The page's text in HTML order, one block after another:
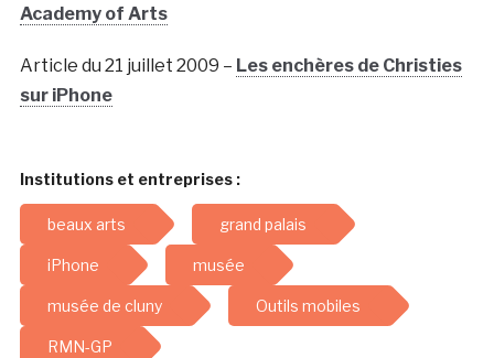
Academy of Arts
Article du 21 juillet 2009 – Les enchères de Christies
sur iPhone
Institutions et entreprises :
beaux arts grand palais
iPhone musée
musée de cluny Outils mobiles
RMN-GP